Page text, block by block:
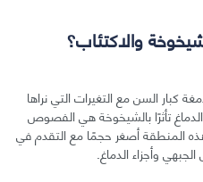
والاكتئاب؟
كبار السن مع التغيرات التي نراها
تأثرًا بالشيخوخة هي الفصوص
المنطقة أصغر حجمًا مع التقدم في
وأجزاء الدماغ.